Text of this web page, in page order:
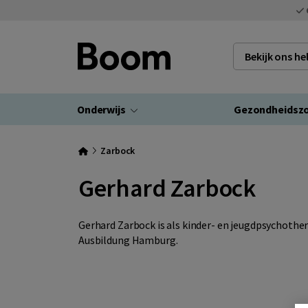
Bekijk ons
Onderwijs
Zarbock
Gerhard Zarbock
Gerhard Zarbock is als kinder- en
Ausbildung Hamburg.